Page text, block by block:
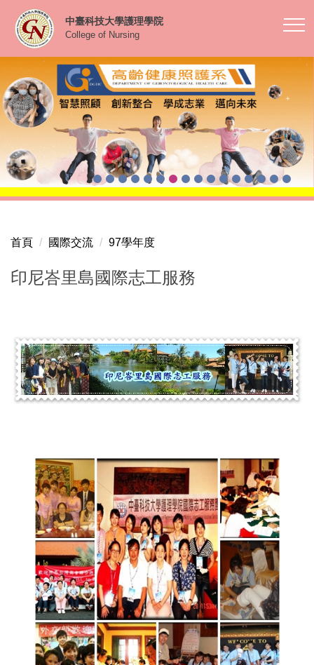
到
內
容
區
中臺科技大學護理學院
College of Nursing
首頁 國際交流 97學年度
印尼峇里島國際志工服務